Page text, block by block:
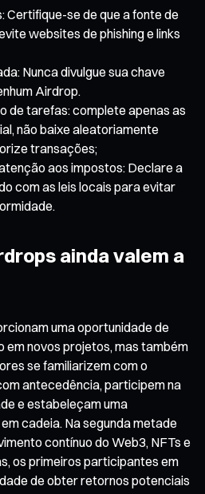
Certifique-se de que a fonte de
websites de phishing e links
Nunca divulgue sua chave
Airdrop.
de tarefas: complete apenas as
não baixe aleatoriamente
transações;
aos impostos: Declare a
com as leis locais para evitar
ainda valem a
uma oportunidade de
novos projetos, mas também
se familiarizem com o
antecedência, participem na
e estabeleçam uma
cadeia. Na segunda metade
contínuo do Web3, NFTs e
os primeiros participantes em
de obter retornos potenciais